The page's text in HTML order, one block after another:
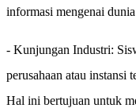
informasi mengenai
- Kunjungan Industri:
perusahaan atau instansi
Hal ini bertujuan untuk